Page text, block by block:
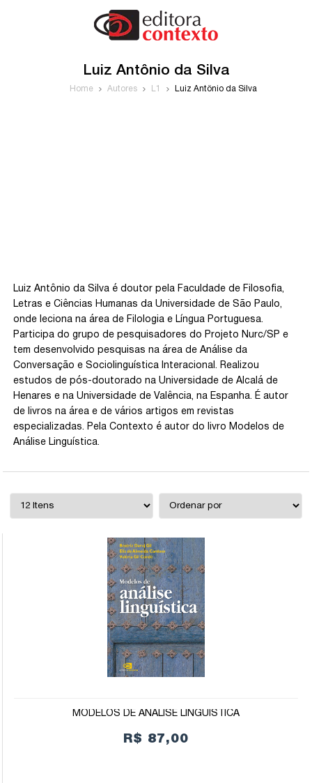
Luiz Antônio da Silva
Home Autores L1 Luiz Antônio da Silva
Luiz Antônio da Silva é doutor pela Faculdade de Filosofia,
Letras e Ciências Humanas da Universidade de São Paulo,
onde leciona na área de Filologia e Língua Portuguesa.
Participa do grupo de pesquisadores do Projeto Nurc/SP e
tem desenvolvido pesquisas na área de Análise da
Conversação e Sociolinguística Interacional. Realizou
estudos de pós-doutorado na Universidade de Alcalá de
Henares e na Universidade de Valência, na Espanha. É autor
de livros na área e de vários artigos em revistas
especializadas. Pela Contexto é autor do livro Modelos de
Análise Linguística.
MODELOS DE ANÁLISE LINGUÍSTICA
R$ 87,00